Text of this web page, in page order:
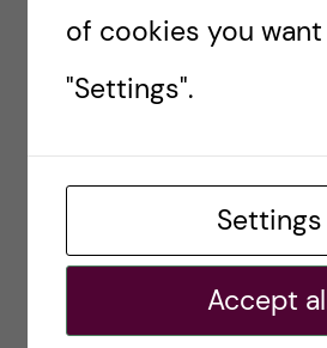
utomlands
finansiering.
of cookies you
"Settings".
Settings
Accept